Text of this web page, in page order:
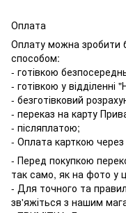
Оплата
Оплату можна зробити
способом:
- готівкою
- готівкою у відділенні
- безготівковий
- переказ на карту
- післяплатою;
- Оплата карткою через
- Перед покупкою
так само, як на фото у
- Для точного та
зв'яжіться з нашим